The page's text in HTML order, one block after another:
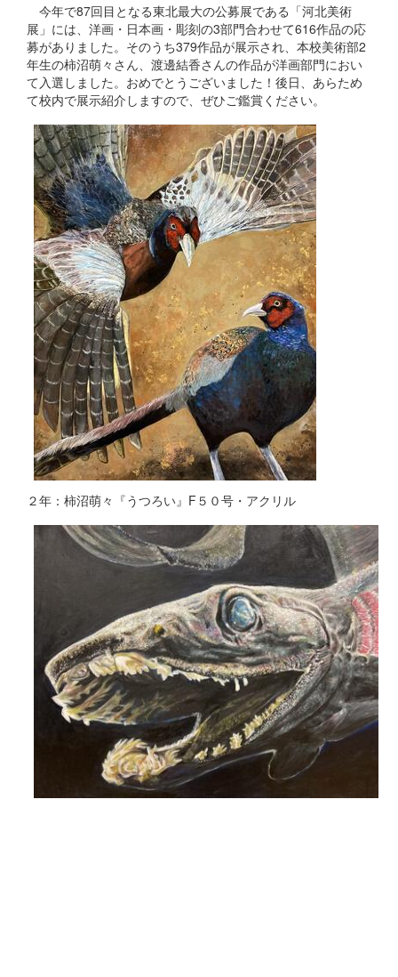
今年で87回目となる東北最大の公募展である「河北美術
展」には、洋画・日本画・彫刻の3部門合わせて616作品の応
募がありました。そのうち379作品が展示され、本校美術部2
年生の柿沼萌々さん、渡邊結香さんの作品が洋画部門におい
て入選しました。おめでとうございました！後日、あらため
て校内で展示紹介しますので、ぜひご鑑賞ください。
２年：柿沼萌々『うつろい』F５０号・アクリル